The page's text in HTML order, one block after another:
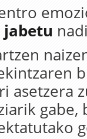
jabetu
asetzera
gabe,